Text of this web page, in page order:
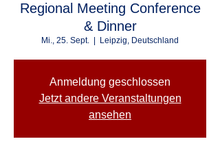
Regional Meeting Conference
& Dinner
Mi., 25. Sept. Leipzig, Deutschland
Anmeldung geschlossen
Jetzt andere Veranstaltungen
ansehen